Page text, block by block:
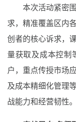
本次活动紧密
求，精准覆盖区内
创者的核心诉求，
量获取及成本控制
户，重点传授市场
及成本精细化管理
战能力和经营韧性。